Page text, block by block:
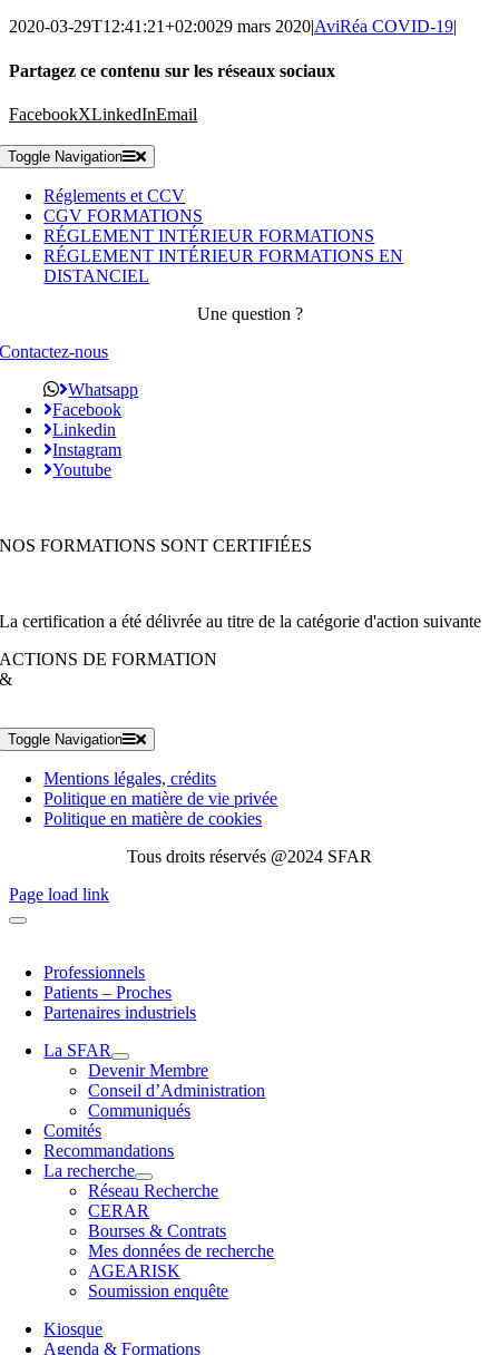
2020-03-29T12:41:21+02:0029 mars 2020|AviRéa COVID-19|
Partagez ce contenu sur les réseaux sociaux
FacebookXLinkedInEmail
Toggle Navigation
Réglements et CCV
CGV FORMATIONS
RÉGLEMENT INTÉRIEUR FORMATIONS
RÉGLEMENT INTÉRIEUR FORMATIONS EN
DISTANCIEL
Une question ?
Contactez-nous
Whatsapp
Facebook
Linkedin
Instagram
Youtube
NOS FORMATIONS SONT CERTIFIÉES
La certification a été délivrée au titre de la catégorie d'action suivante
ACTIONS DE FORMATION
&
Toggle Navigation
Mentions légales, crédits
Politique en matière de vie privée
Politique en matière de cookies
Tous droits réservés @2024 SFAR
Page load link
Professionnels
Patients – Proches
Partenaires industriels
La SFAR
Devenir Membre
Conseil d’Administration
Communiqués
Comités
Recommandations
La recherche
Réseau Recherche
CERAR
Bourses & Contrats
Mes données de recherche
AGEARISK
Soumission enquête
Kiosque
Agenda & Formations